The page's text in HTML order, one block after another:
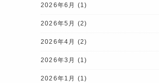
2026年6月 (1)
2026年5月 (2)
2026年4月 (2)
2026年3月 (1)
2026年1月 (1)